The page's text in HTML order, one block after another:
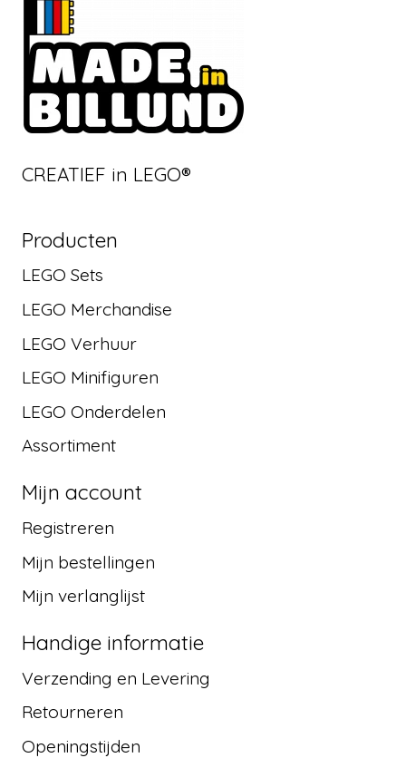
CREATIEF in LEGO®
Producten
LEGO Sets
LEGO Merchandise
LEGO Verhuur
LEGO Minifiguren
LEGO Onderdelen
Assortiment
Mijn account
Registreren
Mijn bestellingen
Mijn verlanglijst
Handige informatie
Verzending en Levering
Retourneren
Openingstijden